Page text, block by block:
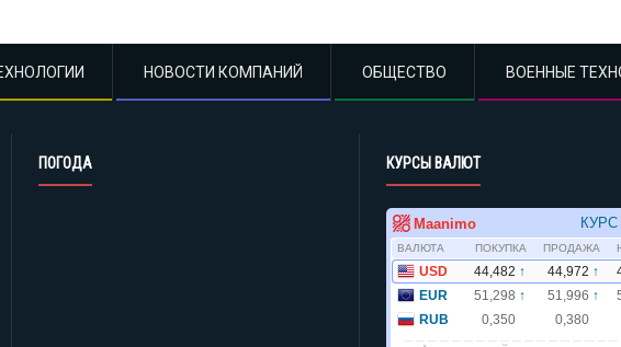
НОВОСТИ КОМПАНИЙ ОБЩЕСТВО ВОЕННЫЕ
ПОГОДА КУРСЫ ВАЛЮТ